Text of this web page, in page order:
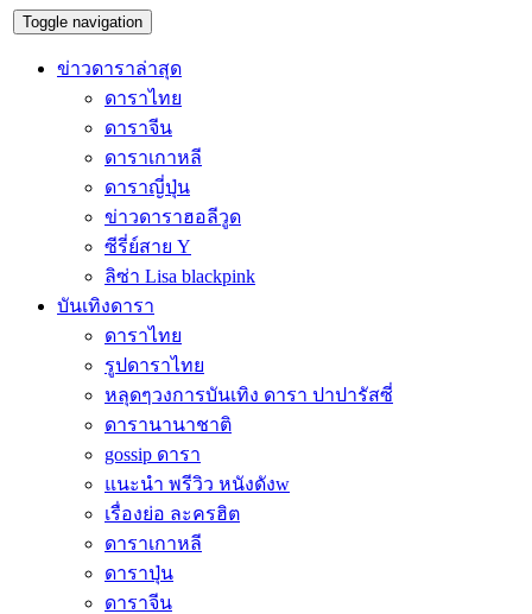
Toggle navigation
ข่าวดาราล่าสุด
ดาราไทย
ดาราจีน
ดาราเกาหลี
ดาราญี่ปุ่น
ข่าวดาราฮอลีวูด
ซีรี่ย์สาย Y
ลิซ่า Lisa blackpink
บันเทิงดารา
ดาราไทย
รูปดาราไทย
หลุดๆวงการบันเทิง ดารา ปาปารัสซี่
ดารานานาชาติ
gossip ดารา
แนะนำ พรีวิว หนังดังw
เรื่องย่อ ละครฮิต
ดาราเกาหลี
ดาราปุ่น
ดาราจีน